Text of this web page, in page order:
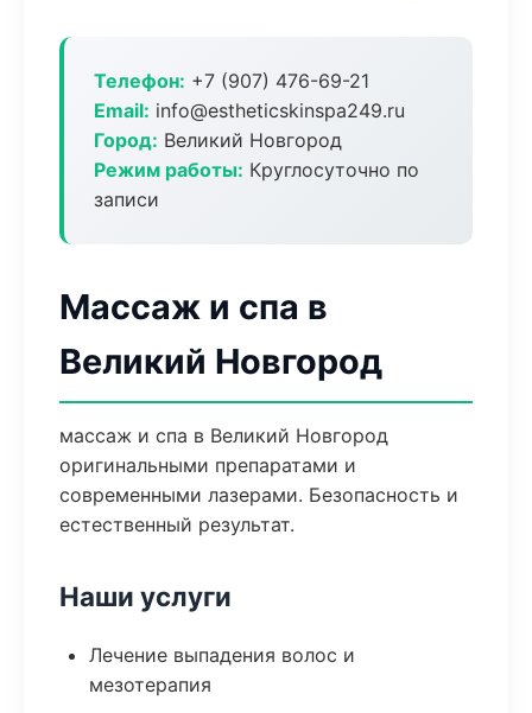
Телефон: +7 (907) 476-69-21
Email: info@estheticskinspa249.ru
Город: Великий Новгород
Режим работы: Круглосуточно по
записи
Массаж и спа в
Великий Новгород
массаж и спа в Великий Новгород
оригинальными препаратами и
современными лазерами. Безопасность и
естественный результат.
Наши услуги
Лечение выпадения волос и
мезотерапия